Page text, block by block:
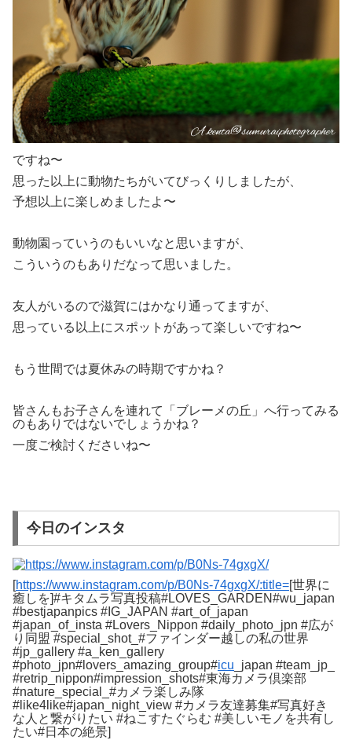
ですね〜
思った以上に動物たちがいてびっくりしましたが、
予想以上に楽しめましたよ〜
動物園っていうのもいいなと思いますが、
こういうのもありだなって思いました。
友人がいるので滋賀にはかなり通ってますが、
思っている以上にスポットがあって楽しいですね〜
もう世間では夏休みの時期ですかね？
皆さんもお子さんを連れて「ブレーメの丘」へ行ってみる
のもありではないでしょうかね？
一度ご検討くださいね〜
今日のインスタ
[https://www.instagram.com/p/B0Ns-74gxgX/:title=[世界に
癒しを]#キタムラ写真投稿#LOVES_GARDEN#wu_japan
#bestjapanpics #IG_JAPAN #art_of_japan
#japan_of_insta #Lovers_Nippon #daily_photo_jpn #広が
り同盟 #special_shot_#ファインダー越しの私の世界
#jp_gallery #a_ken_gallery
#photo_jpn#lovers_amazing_group#icu _japan #team_jp_
#retrip_nippon#impression_shots#東海カメラ倶楽部
#nature_special_#カメラ楽しみ隊
#like4like#japan_night_view #カメラ友達募集#写真好き
な人と繋がりたい #ねこすたぐらむ #美しいモノを共有し
たい#日本の絶景]